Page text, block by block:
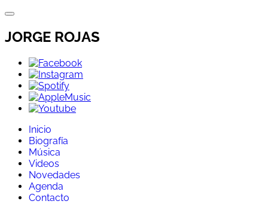
Directo
contenido
JORGE ROJAS
Inicio
Biografía
Música
Videos
Novedades
Agenda
Contacto